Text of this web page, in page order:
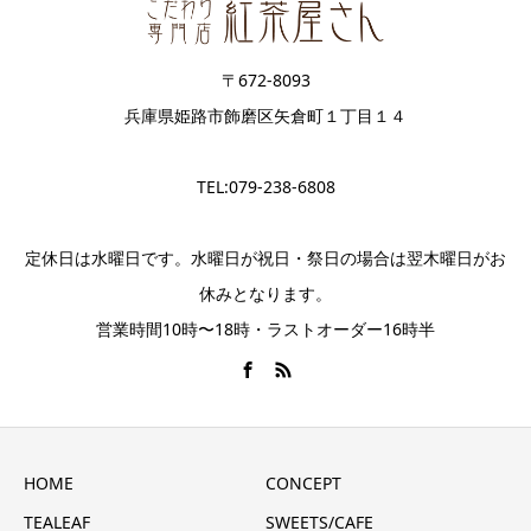
〒672-8093
兵庫県姫路市飾磨区矢倉町１丁目１４
TEL:079-238-6808
定休日は水曜日です。水曜日が祝日・祭日の場合は翌木曜日がお
休みとなります。
営業時間10時〜18時・ラストオーダー16時半
HOME
CONCEPT
TEALEAF
SWEETS/CAFE